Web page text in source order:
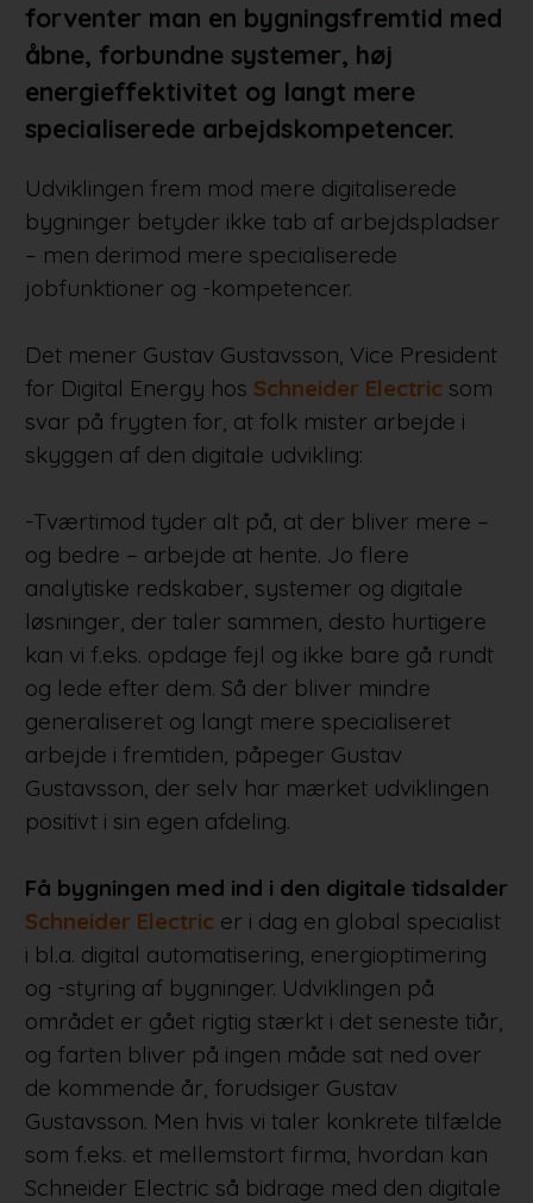
forventer man en bygningsfremtid med
åbne, forbundne systemer, høj
energieffektivitet og langt mere
specialiserede arbejdskompetencer.
Udviklingen frem mod mere digitaliserede
bygninger betyder ikke tab af arbejdspladser
– men derimod mere specialiserede
jobfunktioner og -kompetencer.
Det mener Gustav Gustavsson, Vice President
for Digital Energy hos Schneider Electric som
svar på frygten for, at folk mister arbejde i
skyggen af den digitale udvikling:
-Tværtimod tyder alt på, at der bliver mere –
og bedre – arbejde at hente. Jo flere
analytiske redskaber, systemer og digitale
løsninger, der taler sammen, desto hurtigere
kan vi f.eks. opdage fejl og ikke bare gå rundt
og lede efter dem. Så der bliver mindre
generaliseret og langt mere specialiseret
arbejde i fremtiden, påpeger Gustav
Gustavsson, der selv har mærket udviklingen
positivt i sin egen afdeling.
Få bygningen med ind i den digitale tidsalder
Schneider Electric er i dag en global specialist
i bl.a. digital automatisering, energioptimering
og -styring af bygninger. Udviklingen på
området er gået rigtig stærkt i det seneste tiår,
og farten bliver på ingen måde sat ned over
de kommende år, forudsiger Gustav
Gustavsson. Men hvis vi taler konkrete tilfælde
som f.eks. et mellemstort firma, hvordan kan
Schneider Electric så bidrage med den digitale